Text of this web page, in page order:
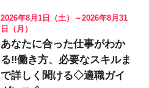
2026年8月1日（土）～2026年8月31
日（月）
あなたに合った仕事がわか
る‼働き方、必要なスキルま
で詳しく聞ける◇適職ガイ